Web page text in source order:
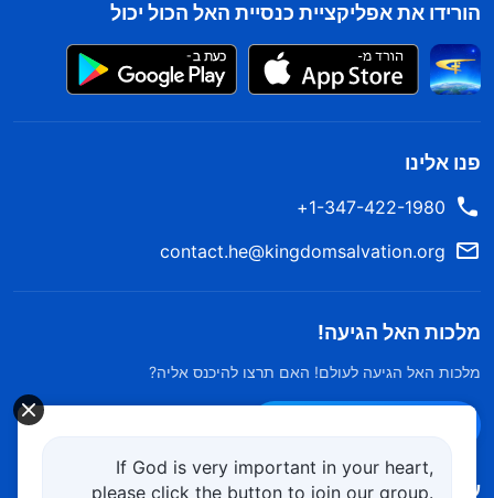
הורידו את אפליקציית כנסיית האל הכול יכול
פנו אלינו
1-347-422-1980+
contact.he@kingdomsalvation.org
מלכות האל הגיעה!
מלכות האל הגיעה לעולם! האם תרצו להיכנס אליה?
עקוב אחרינו
If God is very important in your heart,
please click the button to join our group.